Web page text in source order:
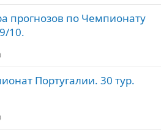
прогнозов по Чемпионату
10.
Португалии. 30 тур.